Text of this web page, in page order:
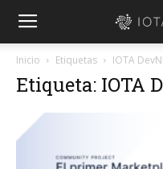
Inicio Etiquetas IOTA
Etiqueta: IOTA